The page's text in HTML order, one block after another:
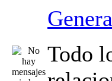
Todo